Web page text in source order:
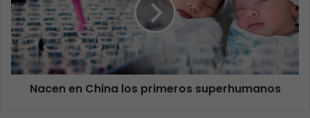
Nacen en China los primeros superhumanos